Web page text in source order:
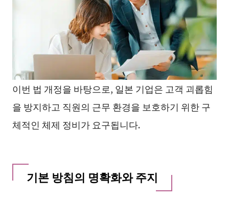
이번 법 개정을 바탕으로, 일본 기업은 고객 괴롭힘
을 방지하고 직원의 근무 환경을 보호하기 위한 구
체적인 체제 정비가 요구됩니다.
기본 방침의 명확화와 주지